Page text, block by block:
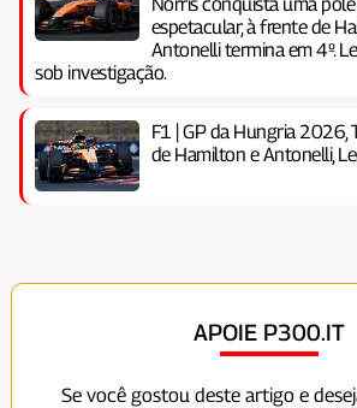
espetacular, à frente de
Antonelli termina em 4º.
sob investigação.
F1 | GP da Hungria 2026,
de Hamilton e Antonelli,
APOIE P300.IT
Se você gostou deste artigo e